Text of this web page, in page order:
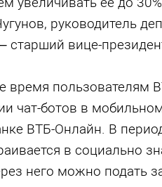
руководитель
старший вице-
время пользователям
чат-ботов в
ВТБ-Онлайн. В
в социально
него можно подать